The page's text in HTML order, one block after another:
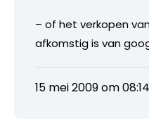
– of het verkopen
afkomstig is van
15 mei 2009 om 08:14